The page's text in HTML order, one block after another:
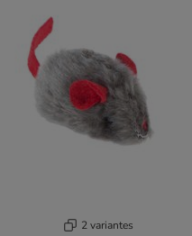
2 variantes